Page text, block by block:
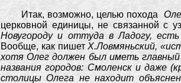
Итак, возможно, целью похода
церковной единицы, не связанной с
Новугороду и оттуда в Ладогу,
Вообще, как пишетХ.Ловмяньский,
хотя Олег должен был иметь
названия городов: Смоленск и даже
столицы Олега не находит